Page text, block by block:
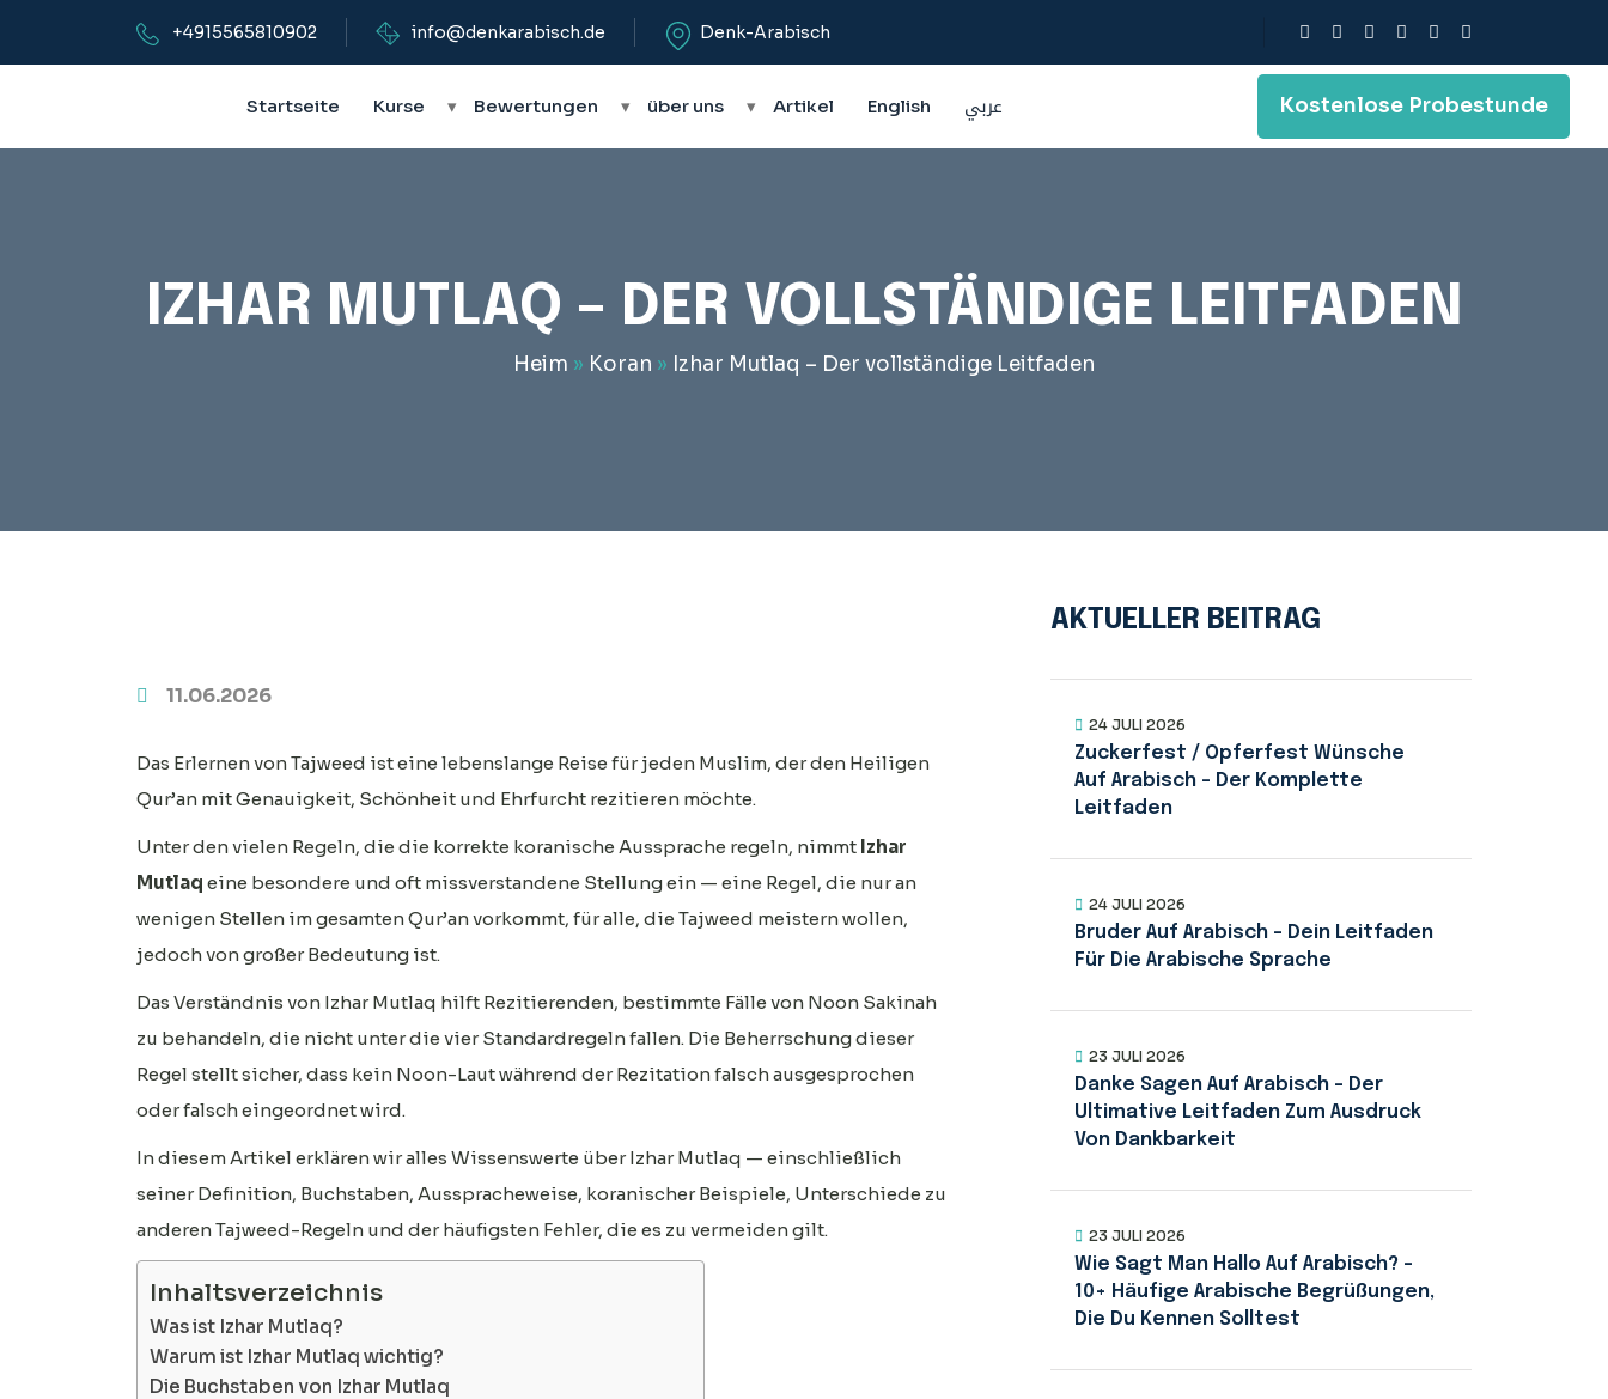
+4915565810902 info@denkarabisch.de Denk-Arabisch
Startseite Kurse ▾ Bewertungen ▾ über uns ▾ Artikel English عربي Kostenlose Probestunde
IZHAR MUTLAQ – DER VOLLSTÄNDIGE LEITFADEN
Heim » Koran » Izhar Mutlaq – Der vollständige Leitfaden
11.06.2026
Das Erlernen von Tajweed ist eine lebenslange Reise für jeden Muslim, der den Heiligen
Qur’an mit Genauigkeit, Schönheit und Ehrfurcht rezitieren möchte.
Unter den vielen Regeln, die die korrekte koranische Aussprache regeln, nimmt Izhar
Mutlaq eine besondere und oft missverstandene Stellung ein — eine Regel, die nur an
wenigen Stellen im gesamten Qur’an vorkommt, für alle, die Tajweed meistern wollen,
jedoch von großer Bedeutung ist.
Das Verständnis von Izhar Mutlaq hilft Rezitierenden, bestimmte Fälle von Noon Sakinah
zu behandeln, die nicht unter die vier Standardregeln fallen. Die Beherrschung dieser
Regel stellt sicher, dass kein Noon-Laut während der Rezitation falsch ausgesprochen
oder falsch eingeordnet wird.
In diesem Artikel erklären wir alles Wissenswerte über Izhar Mutlaq — einschließlich
seiner Definition, Buchstaben, Ausspracheweise, koranischer Beispiele, Unterschiede zu
anderen Tajweed-Regeln und der häufigsten Fehler, die es zu vermeiden gilt.
Inhaltsverzeichnis
Was ist Izhar Mutlaq?
Warum ist Izhar Mutlaq wichtig?
Die Buchstaben von Izhar Mutlaq
AKTUELLER BEITRAG
24 JULI 2026
Zuckerfest / Opferfest Wünsche
Auf Arabisch – Der Komplette
Leitfaden
24 JULI 2026
Bruder Auf Arabisch – Dein Leitfaden
Für Die Arabische Sprache
23 JULI 2026
Danke Sagen Auf Arabisch – Der
Ultimative Leitfaden Zum Ausdruck
Von Dankbarkeit
23 JULI 2026
Wie Sagt Man Hallo Auf Arabisch? –
10+ Häufige Arabische Begrüßungen,
Die Du Kennen Solltest